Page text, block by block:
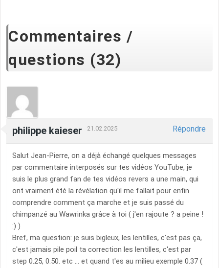
Commentaires /
questions (32)
philippe kaieser 21.02.2025 Répondre
Salut Jean-Pierre, on a déjà échangé quelques messages
par commentaire interposés sur tes vidéos YouTube, je
suis le plus grand fan de tes vidéos revers a une main, qui
ont vraiment été la révélation qu'il me fallait pour enfin
comprendre comment ça marche et je suis passé du
chimpanzé au Wawrinka grâce à toi ( j'en rajoute ? a peine !
:) )
Bref, ma question: je suis bigleux, les lentilles, c'est pas ça,
c'est jamais pile poil ta correction les lentilles, c'est par
step 0.25, 0.50. etc ... et quand t'es au milieu exemple 0.37 (